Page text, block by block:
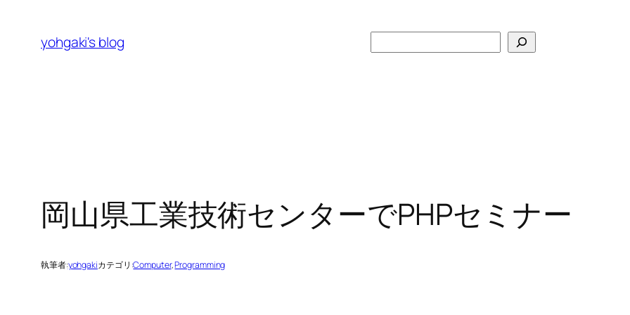
yohgaki's blog
索
岡山県工業技術センターでPHPセミナー
執筆者:yohgakiカテゴリ:Computer, Programming